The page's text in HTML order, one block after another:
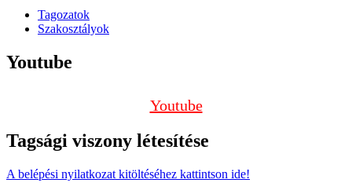
Tagozatok
Szakosztályok
Youtube
Youtube
Tagsági viszony létesítése
A belépési nyilatkozat kitöltéséhez kattintson ide!